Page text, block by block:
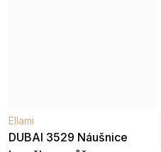
DUBAI 3529 Náušnice
Ellami